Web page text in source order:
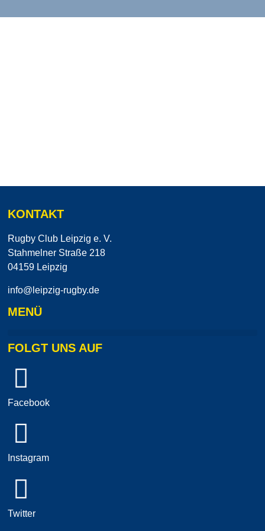
KONTAKT
Rugby Club Leipzig e. V.
Stahmelner Straße 218
04159 Leipzig
info@leipzig-rugby.de
MENÜ
FOLGT UNS AUF
Facebook
Instagram
Twitter